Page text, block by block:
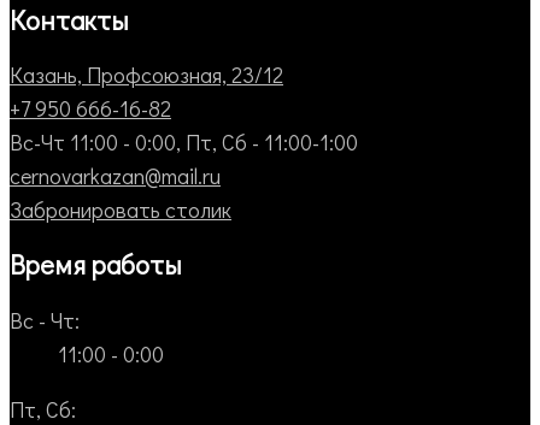
Контакты
Казань, Профсоюзная, 23/12
+7 950 666-16-82
Вс-Чт 11:00 - 0:00, Пт, Сб - 11:00-1:00
cernovarkazan@mail.ru
Забронировать столик
Время работы
Вс - Чт:
11:00 - 0:00
Пт, Сб: